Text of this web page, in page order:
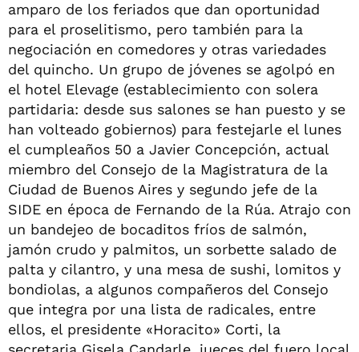
amparo de los feriados que dan oportunidad
para el proselitismo, pero también para la
negociación en comedores y otras variedades
del quincho. Un grupo de jóvenes se agolpó en
el hotel Elevage (establecimiento con solera
partidaria: desde sus salones se han puesto y se
han volteado gobiernos) para festejarle el lunes
el cumpleaños 50 a Javier Concepción, actual
miembro del Consejo de la Magistratura de la
Ciudad de Buenos Aires y segundo jefe de la
SIDE en época de Fernando de la Rúa. Atrajo con
un bandejeo de bocaditos fríos de salmón,
jamón crudo y palmitos, un sorbette salado de
palta y cilantro, y una mesa de sushi, lomitos y
bondiolas, a algunos compañeros del Consejo
que integra por una lista de radicales, entre
ellos, el presidente «Horacito» Corti, la